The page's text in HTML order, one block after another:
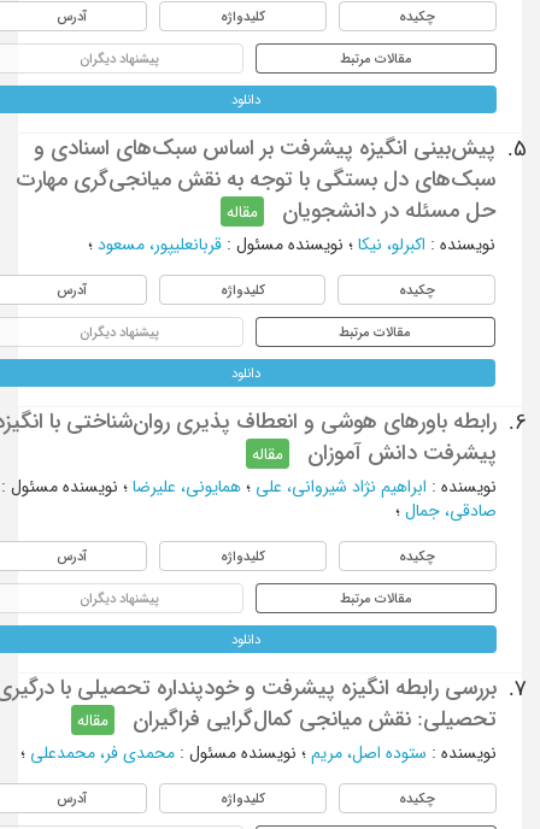
چکیده کلیدواژه آدرس
مقالات مرتبط پیشنهاد دیگران
دانلود
5.
پیش‌بینی انگیزه پیشرفت بر اساس سبک‌های اسنادی و
سبک‌های دل بستگی با توجه به نقش میانجی‌گری مهارت
حل مسئله در دانشجویان
مقاله
نویسنده: اکبرلو، نیکا؛ نویسنده مسئول : قربانعلیپور، مسعود؛
چکیده کلیدواژه آدرس
مقالات مرتبط پیشنهاد دیگران
دانلود
6.
رابطه باورهای هوشی و انعطاف‌ پذیری روان‌شناختی با انگیزه
پیشرفت دانش آموزان
مقاله
نویسنده: ابراهیم نژاد شیروانی، علی ؛ همایونی، علیرضا؛ نویسنده مسئول :
صادقی، جمال ؛
چکیده کلیدواژه آدرس
مقالات مرتبط پیشنهاد دیگران
دانلود
7.
بررسی رابطه انگیزه ‌پیشرفت و خودپنداره ‌تحصیلی با درگیری
تحصیلی: نقش میانجی کمال‌گرایی فراگیران
مقاله
نویسنده: ستوده اصل، مریم؛ نویسنده مسئول : محمدی فر، محمدعلی ؛
چکیده کلیدواژه آدرس